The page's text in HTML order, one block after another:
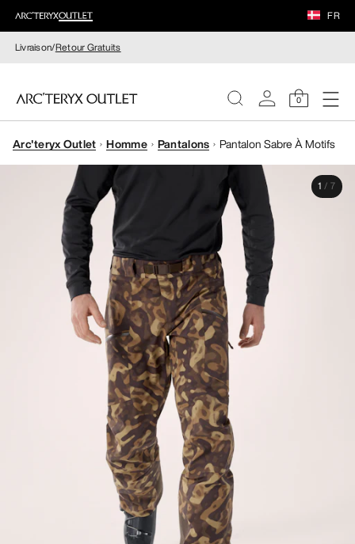
FR
Livraison/Retour Gratuits
0
FEMME
HOMME
Arc'teryx Outlet Homme Pantalons Pantalon Sabre À Motifs
1 / 7